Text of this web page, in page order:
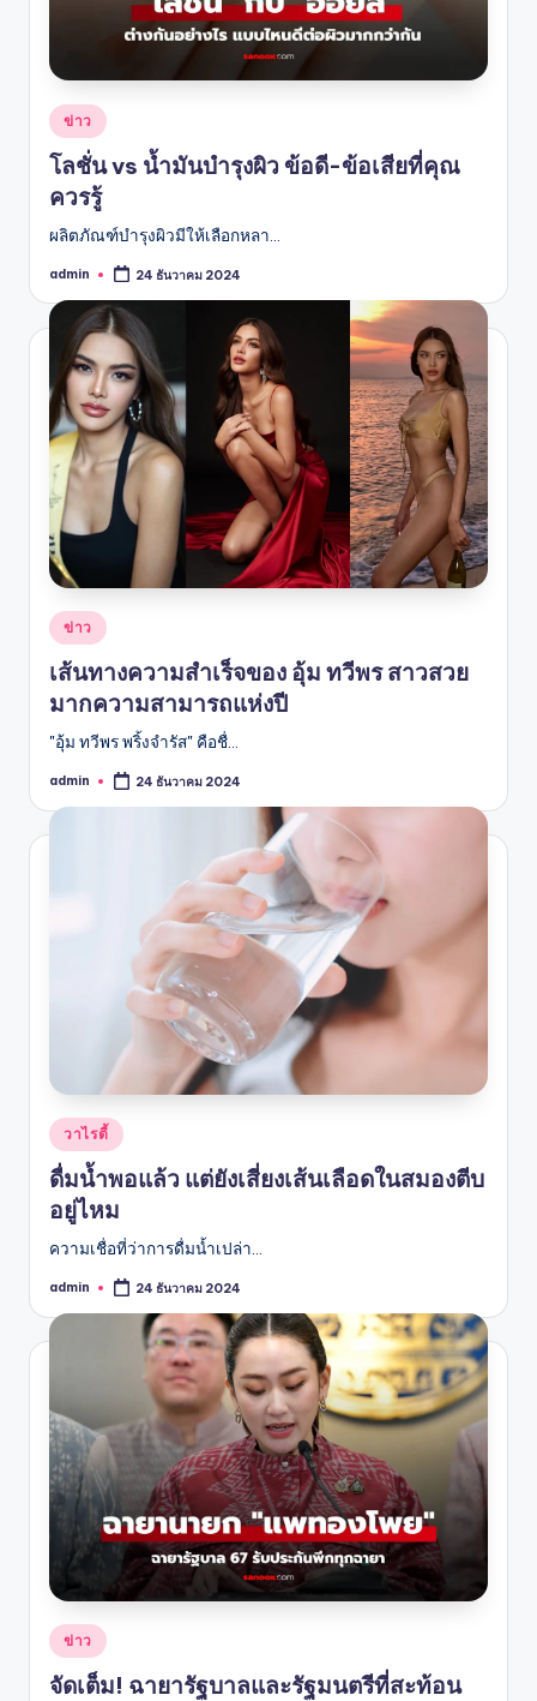
Posted
in
ข่าว
โลชั่น vs น้ำมันบำรุงผิว ข้อดี-ข้อเสียที่คุณ
ควรรู้
ผลิตภัณฑ์บำรุงผิวมีให้เลือกหลา…
Posted
admin 24 ธันวาคม 2024
Posted
in
ข่าว
เส้นทางความสำเร็จของ อุ้ม ทวีพร สาวสวย
มากความสามารถแห่งปี
"อุ้ม ทวีพร พริ้งจำรัส" คือชื่…
Posted
admin 24 ธันวาคม 2024
Posted
in
วาไรตี้
ดื่มน้ำพอแล้ว แต่ยังเสี่ยงเส้นเลือดในสมองตีบ
อยู่ไหม
ความเชื่อที่ว่าการดื่มน้ำเปล่า…
Posted
admin 24 ธันวาคม 2024
Posted
in
ข่าว
จัดเต็ม! ฉายารัฐบาลและรัฐมนตรีที่สะท้อน